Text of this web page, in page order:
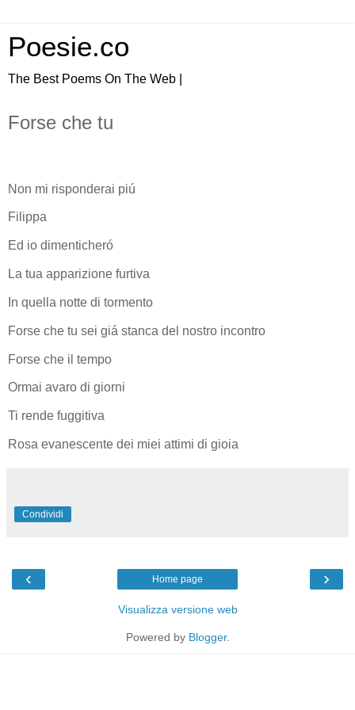
Poesie.co
The Best Poems On The Web |
Forse che tu
Non mi risponderai piú
Filippa
Ed io dimenticheró
La tua apparizione furtiva
In quella notte di tormento
Forse che tu sei giá stanca del nostro incontro
Forse che il tempo
Ormai avaro di giorni
Ti rende fuggitiva
Rosa evanescente dei miei attimi di gioia
Condividi
‹ ›
Home page
Visualizza versione web
Powered by Blogger.